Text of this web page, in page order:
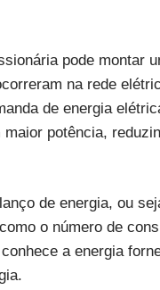
pode montar
na rede
de energia
potência,
de energia, ou
o número de
a energia